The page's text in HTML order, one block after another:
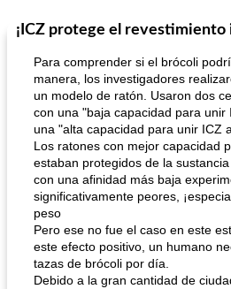
80min
Sopas, Guisos Y Chili
sopa de lentejas negras del chef john
¡ICZ protege el revestimiento
Para comprender si el brócoli
manera, los investigadores
un modelo de ratón. Usaron dos
con una "baja capacidad para unir
una "alta capacidad para unir ICZ
Los ratones con mejor capacidad
estaban protegidos de la
con una afinidad más baja
significativamente peores,
peso
Pero ese no fue el caso en este
este efecto positivo, un humano
tazas de brócoli por día.
Debido a la gran cantidad de